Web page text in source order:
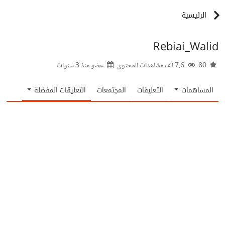
الرئيسية
Rebiai_Walid
عضو منذ3 سنوات
المساهمات التعليقات المجتمعات التعليقات المفضلة